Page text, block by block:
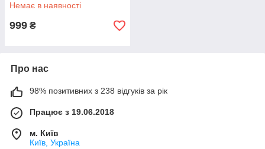
Немає в наявності
999 ₴
Про нас
98% позитивних з 238 відгуків за рік
Працює з 19.06.2018
м. Київ
Київ, Україна